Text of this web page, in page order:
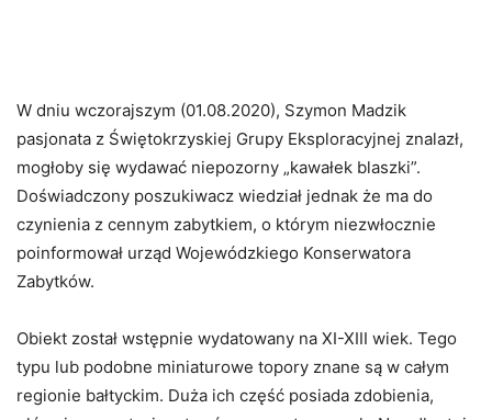
W dniu wczorajszym (01.08.2020), Szymon Madzik
pasjonata z Świętokrzyskiej Grupy Eksploracyjnej znalazł,
mogłoby się wydawać niepozorny „kawałek blaszki”.
Doświadczony poszukiwacz wiedział jednak że ma do
czynienia z cennym zabytkiem, o którym niezwłocznie
poinformował urząd Wojewódzkiego Konserwatora
Zabytków.
Obiekt został wstępnie wydatowany na XI-XIII wiek. Tego
typu lub podobne miniaturowe topory znane są w całym
regionie bałtyckim. Duża ich część posiada zdobienia,